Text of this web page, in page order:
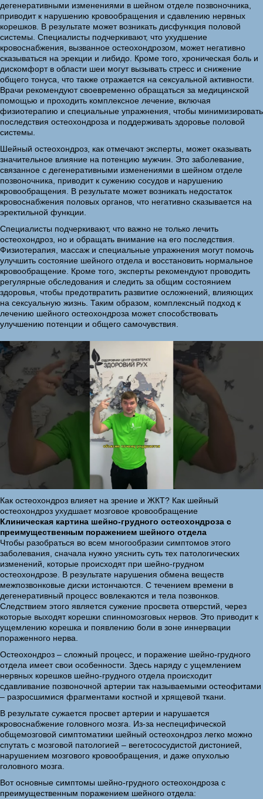
дегенеративными изменениями в шейном отделе позвоночника,
приводит к нарушению кровообращения и сдавлению нервных
корешков. В результате может возникать дисфункция половой
системы. Специалисты подчеркивают, что ухудшение
кровоснабжения, вызванное остеохондрозом, может негативно
сказываться на эрекции и либидо. Кроме того, хроническая боль и
дискомфорт в области шеи могут вызывать стресс и снижение
общего тонуса, что также отражается на сексуальной активности.
Врачи рекомендуют своевременно обращаться за медицинской
помощью и проходить комплексное лечение, включая
физиотерапию и специальные упражнения, чтобы минимизировать
последствия остеохондроза и поддерживать здоровье половой
системы.
Шейный остеохондроз, как отмечают эксперты, может оказывать
значительное влияние на потенцию мужчин. Это заболевание,
связанное с дегенеративными изменениями в шейном отделе
позвоночника, приводит к сужению сосудов и нарушению
кровообращения. В результате может возникать недостаток
кровоснабжения половых органов, что негативно сказывается на
эректильной функции.
Специалисты подчеркивают, что важно не только лечить
остеохондроз, но и обращать внимание на его последствия.
Физиотерапия, массаж и специальные упражнения могут помочь
улучшить состояние шейного отдела и восстановить нормальное
кровообращение. Кроме того, эксперты рекомендуют проводить
регулярные обследования и следить за общим состоянием
здоровья, чтобы предотвратить развитие осложнений, влияющих
на сексуальную жизнь. Таким образом, комплексный подход к
лечению шейного остеохондроза может способствовать
улучшению потенции и общего самочувствия.
Как остеохондроз влияет на зрение и ЖКТ? Как шейный
остеохондроз ухудшает мозговое кровообращение
Клиническая картина шейно-грудного остеохондроза с
преимущественным поражением шейного отдела
Чтобы разобраться во всем многообразии симптомов этого
заболевания, сначала нужно уяснить суть тех патологических
изменений, которые происходят при шейно-грудном
остеохондрозе. В результате нарушения обмена веществ
межпозвонковые диски истончаются. С течением времени в
дегенеративный процесс вовлекаются и тела позвонков.
Следствием этого является сужение просвета отверстий, через
которые выходят корешки спинномозговых нервов. Это приводит к
ущемлению корешка и появлению боли в зоне иннервации
пораженного нерва.
Остеохондроз – сложный процесс, и поражение шейно-грудного
отдела имеет свои особенности. Здесь наряду с ущемлением
нервных корешков шейно-грудного отдела происходит
сдавливание позвоночной артерии так называемыми остеофитами
– разросшимися фрагментами костной и хрящевой ткани.
В результате сужается просвет артерии и нарушается
кровоснабжение головного мозга. Из-за неспецифической
общемозговой симптоматики шейный остеохондроз легко можно
спутать с мозговой патологией – вегетососудистой дистонией,
нарушением мозгового кровообращения, и даже опухолью
головного мозга.
Вот основные симптомы шейно-грудного остеохондроза с
преимущественным поражением шейного отдела: